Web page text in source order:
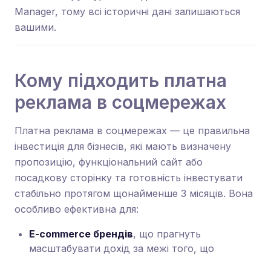
Manager, тому всі історичні дані залишаються
вашими.
Кому підходить платна
реклама в соцмережах
Платна реклама в соцмережах — це правильна
інвестиція для бізнесів, які мають визначену
пропозицію, функціональний сайт або
посадкову сторінку та готовність інвестувати
стабільно протягом щонайменше 3 місяців. Вона
особливо ефективна для:
E-commerce брендів, що прагнуть
масштабувати дохід за межі того, що